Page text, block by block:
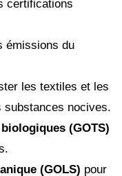
certifications
émissions du
les textiles et les
substances nocives.
(GOTS)
(GOLS) pour